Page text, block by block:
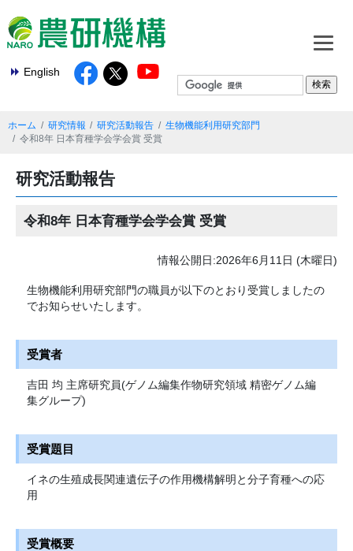
English
ホーム 研究情報 研究活動報告
生物機能利用研究部門
令和8年 日本育種学会学会賞 受賞
研究活動報告
令和8年 日本育種学会学会賞 受賞
情報公開日:2026年6月11日 (木曜日)
生物機能利用研究部門の職員が以下のとおり受賞しましたの
でお知らせいたします。
受賞者
吉田 均 主席研究員(ゲノム編集作物研究領域 精密ゲノム編
集グループ)
受賞題目
イネの生殖成長関連遺伝子の作用機構解明と分子育種への応
用
受賞概要